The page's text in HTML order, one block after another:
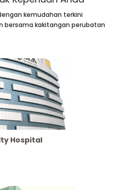
kemudahan terkini
bersama kakitangan perubatan
Hospital